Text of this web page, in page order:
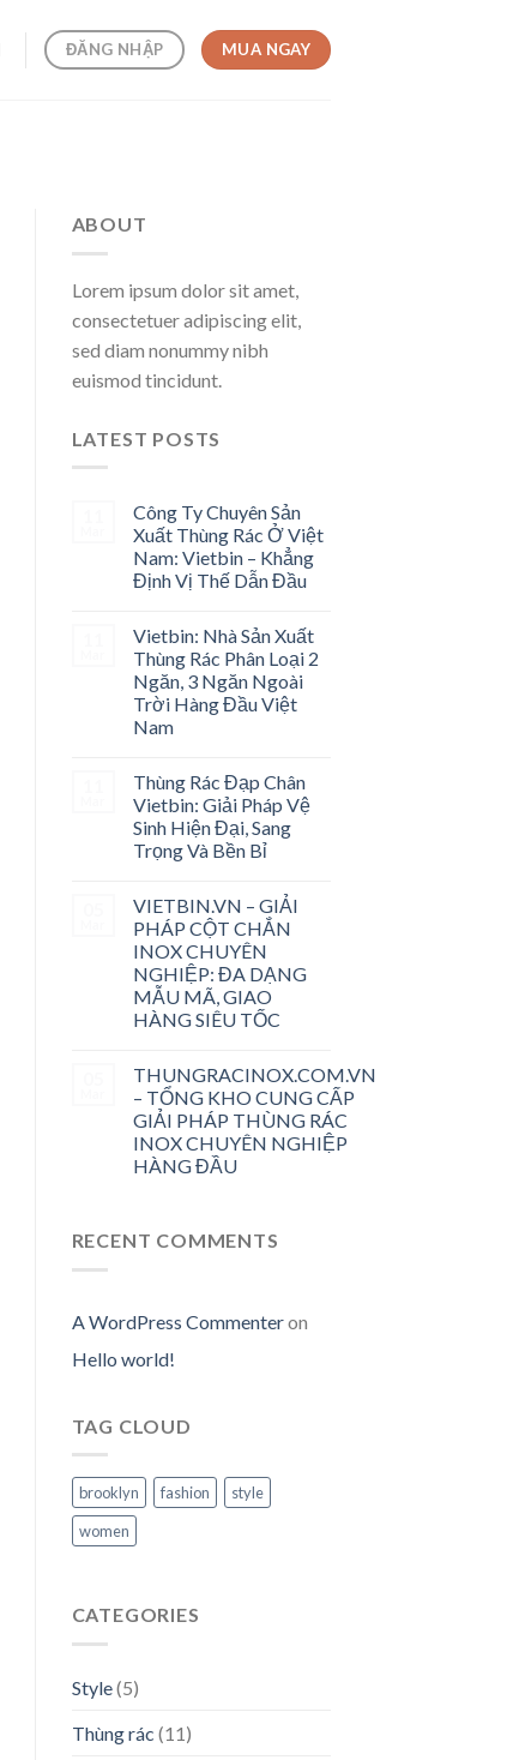
ĐĂNG NHẬP MUA NGAY
ABOUT
Lorem ipsum dolor sit amet,
consectetuer adipiscing elit,
sed diam nonummy nibh
euismod tincidunt.
LATEST POSTS
Công Ty Chuyên Sản
Xuất Thùng Rác Ở Việt
Nam: Vietbin – Khẳng
Định Vị Thế Dẫn Đầu
Vietbin: Nhà Sản Xuất
Thùng Rác Phân Loại 2
Ngăn, 3 Ngăn Ngoài
Trời Hàng Đầu Việt
Nam
Thùng Rác Đạp Chân
Vietbin: Giải Pháp Vệ
Sinh Hiện Đại, Sang
Trọng Và Bền Bỉ
VIETBIN.VN – GIẢI
PHÁP CỘT CHẮN
INOX CHUYÊN
NGHIỆP: ĐA DẠNG
MẪU MÃ, GIAO
HÀNG SIÊU TỐC
THUNGRACINOX.COM.VN
– TỔNG KHO CUNG CẤP
GIẢI PHÁP THÙNG RÁC
INOX CHUYÊN NGHIỆP
HÀNG ĐẦU
RECENT COMMENTS
A WordPress Commenteron
Hello world!
TAG CLOUD
brooklyn fashion
style
women
CATEGORIES
Style(5)
Thùng rác (11)